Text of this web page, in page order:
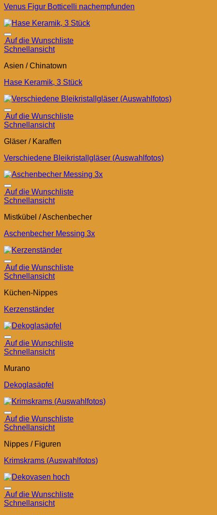
Venus Figur Botticelli nachempfunden
Auf die Wunschliste
Schnellansicht
Asien / Chinatown
Hase Keramik, 3 Stück
Auf die Wunschliste
Schnellansicht
Gläser / Karaffen
Verschiedene Bleikristallgläser (Auswahlfotos)
Auf die Wunschliste
Schnellansicht
Mistkübel / Aschenbecher
Aschenbecher Messing 3x
Auf die Wunschliste
Schnellansicht
Küchen-Nippes
Kerzenständer
Auf die Wunschliste
Schnellansicht
Murano
Dekoglasäpfel
Auf die Wunschliste
Schnellansicht
Nippes / Figuren
Krimskrams (Auswahlfotos)
Auf die Wunschliste
Schnellansicht